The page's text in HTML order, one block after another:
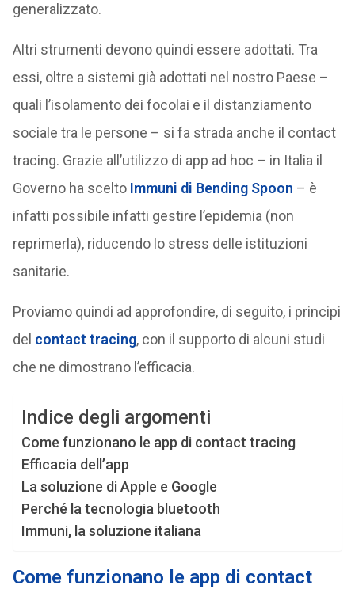
generalizzato.
Altri strumenti devono quindi essere adottati. Tra
essi, oltre a sistemi già adottati nel nostro Paese –
quali l’isolamento dei focolai e il distanziamento
sociale tra le persone – si fa strada anche il contact
tracing. Grazie all’utilizzo di app ad hoc – in Italia il
Governo ha scelto Immuni di Bending Spoon – è
infatti possibile infatti gestire l’epidemia (non
reprimerla), riducendo lo stress delle istituzioni
sanitarie.
Proviamo quindi ad approfondire, di seguito, i principi
del contact tracing, con il supporto di alcuni studi
che ne dimostrano l’efficacia.
Indice degli argomenti
Come funzionano le app di contact tracing
Efficacia dell’app
La soluzione di Apple e Google
Perché la tecnologia bluetooth
Immuni, la soluzione italiana
Come funzionano le app di contact